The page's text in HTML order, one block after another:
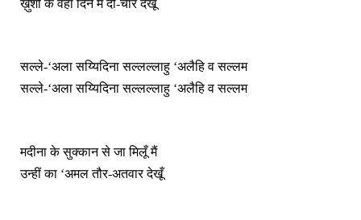
ख़ुशी के वहाँ दिन मैं दो-चार देखूँ
सल्ले-‘अला सय्यिदिना सल्लल्लाहु ‘अलैहि व सल्लम
सल्ले-‘अला सय्यिदिना सल्लल्लाहु ‘अलैहि व सल्लम
मदीना के सुक्कान से जा मिलूँ मैं
उन्हीं का ‘अमल तौर-अतवार देखूँ